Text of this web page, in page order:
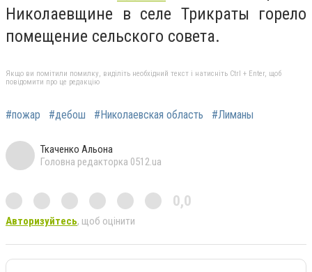
Николаевщине в селе Трикраты горело
помещение сельского совета.
Якщо ви помітили помилку, виділіть необхідний текст і натисніть Ctrl + Enter, щоб
повідомити про це редакцію
#пожар #дебош #Николаевская область #Лиманы
Ткаченко Альона
Головна редакторка 0512.ua
0,0
Авторизуйтесь, щоб оцінити